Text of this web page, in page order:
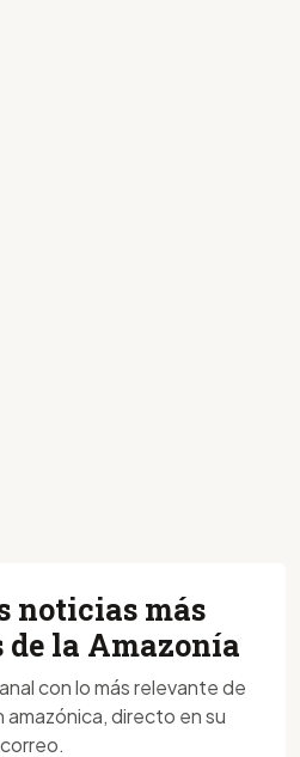
noticias más
la Amazonía
con lo más relevante de
amazónica, directo en su
correo.